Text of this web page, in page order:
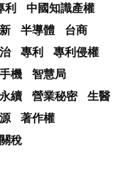
利
中國知識產權
半導體
台商
專利
專利侵權
機
智慧局
永續 營業秘密
生醫
著作權
關稅